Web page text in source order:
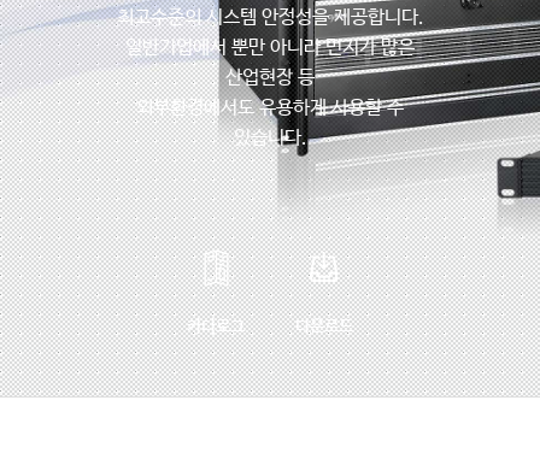
최고수준의 시스템 안정성을 제공합니다.
일반기업에서 뿐만 아니라 먼지가 많은
산업현장 등
외부환경에서도 유용하게 사용할 수
있습니다.
카다로그 다운로드